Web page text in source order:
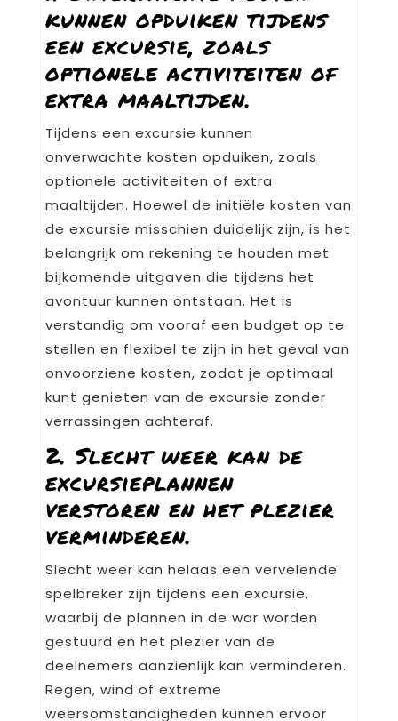
kunnen opduiken tijdens
een excursie, zoals
optionele activiteiten of
extra maaltijden.
Tijdens een excursie kunnen
onverwachte kosten opduiken, zoals
optionele activiteiten of extra
maaltijden. Hoewel de initiële kosten van
de excursie misschien duidelijk zijn, is het
belangrijk om rekening te houden met
bijkomende uitgaven die tijdens het
avontuur kunnen ontstaan. Het is
verstandig om vooraf een budget op te
stellen en flexibel te zijn in het geval van
onvoorziene kosten, zodat je optimaal
kunt genieten van de excursie zonder
verrassingen achteraf.
2. Slecht weer kan de
excursieplannen
verstoren en het plezier
verminderen.
Slecht weer kan helaas een vervelende
spelbreker zijn tijdens een excursie,
waarbij de plannen in de war worden
gestuurd en het plezier van de
deelnemers aanzienlijk kan verminderen.
Regen, wind of extreme
weersomstandigheden kunnen ervoor